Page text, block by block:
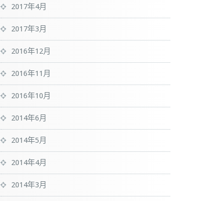
2017年4月
2017年3月
2016年12月
2016年11月
2016年10月
2014年6月
2014年5月
2014年4月
2014年3月